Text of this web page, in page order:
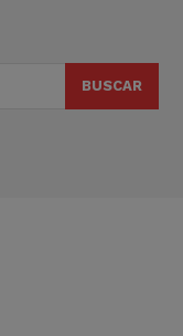
BUSCAR